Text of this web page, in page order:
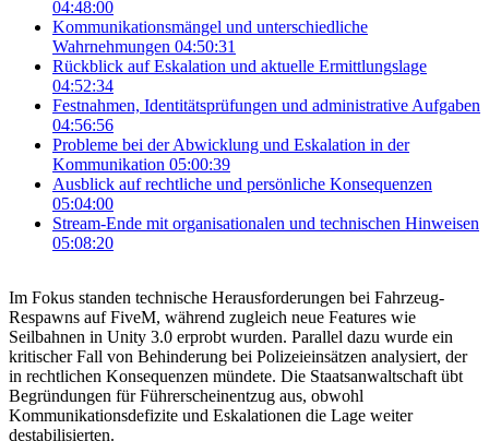
04:48:00
Kommunikationsmängel und unterschiedliche
Wahrnehmungen 04:50:31
Rückblick auf Eskalation und aktuelle Ermittlungslage
04:52:34
Festnahmen, Identitätsprüfungen und administrative Aufgaben
04:56:56
Probleme bei der Abwicklung und Eskalation in der
Kommunikation 05:00:39
Ausblick auf rechtliche und persönliche Konsequenzen
05:04:00
Stream-Ende mit organisationalen und technischen Hinweisen
05:08:20
Im Fokus standen technische Herausforderungen bei Fahrzeug-
Respawns auf FiveM, während zugleich neue Features wie
Seilbahnen in Unity 3.0 erprobt wurden. Parallel dazu wurde ein
kritischer Fall von Behinderung bei Polizeieinsätzen analysiert, der
in rechtlichen Konsequenzen mündete. Die Staatsanwaltschaft übt
Begründungen für Führerscheinentzug aus, obwohl
Kommunikationsdefizite und Eskalationen die Lage weiter
destabilisierten.